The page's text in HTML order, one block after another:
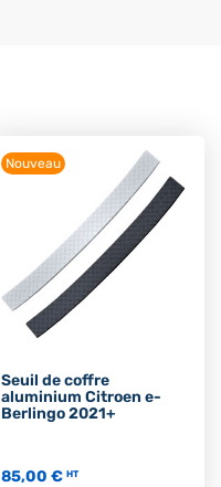
Nouveau
Seuil de coffre
aluminium Citroen e-
Berlingo 2021+
85,00 € HT